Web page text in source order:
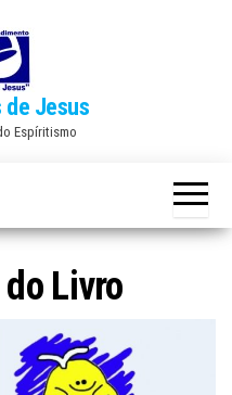
de Jesus
Espíritismo
Livro